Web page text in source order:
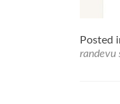
Posted
randevu